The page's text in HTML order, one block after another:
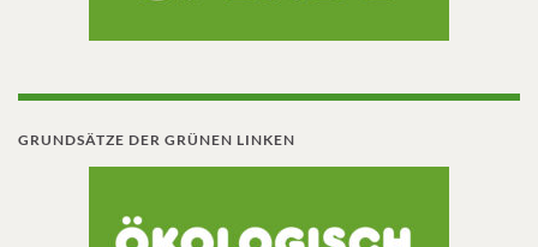
GRUNDSÄTZE DER GRÜNEN LINKEN